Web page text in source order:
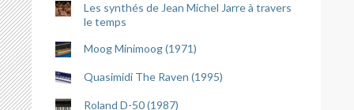
Les synthés de Jean Michel Jarre à travers
le temps
Moog Minimoog (1971)
Quasimidi The Raven (1995)
Roland D-50 (1987)